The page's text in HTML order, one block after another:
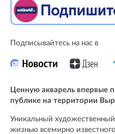
Подписывайтесь на нас в
Ценную акварель впервые
публике на территории
Уникальный
жизнью всемирно